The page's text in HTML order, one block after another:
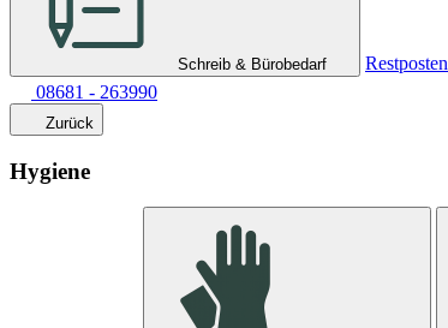
Schreib & Bürobedarf
Restposten
08681 - 263990
Zurück
Hygiene